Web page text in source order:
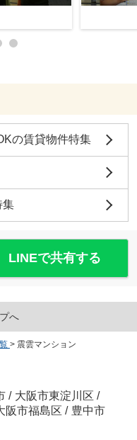
の賃貸物件特集
集
LINEで共有する
へ
> 震雲マンション
/ 大阪市東淀川区 /
阪市福島区 / 豊中市